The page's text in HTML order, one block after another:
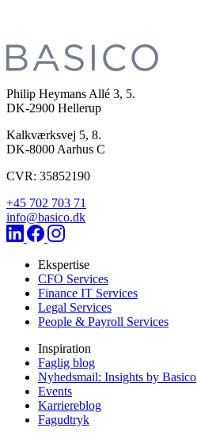
Philip Heymans Allé 3, 5.
DK-2900 Hellerup
Kalkværksvej 5, 8.
DK-8000 Aarhus C
CVR: 35852190
+45 702 703 71
info@basico.dk
Ekspertise
CFO Services
Finance IT Services
Legal Services
People & Payroll Services
Inspiration
Faglig blog
Nyhedsmail: Insights by Basico
Events
Karriereblog
Fagudtryk